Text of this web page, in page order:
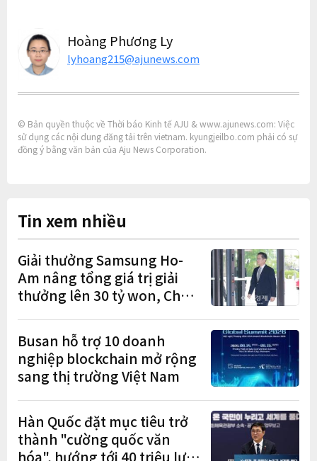
Hoàng Phương Ly
lyhoang215@ajunews.com
© Bản quyền thuộc về Thời báo Kinh tế AJU & www.ajunews.com: Việc
sử dụng các nội dung đăng tải trên vietnam. kyungjeilbo.com phải có sự
đồng ý bằng văn bản của Aju News Corporation.
Tin xem nhiều
Giải thưởng Samsung Ho-
Am nâng tổng giá trị giải
thưởng lên 30 tỷ won, Chủ
lễ trao giải năm thứ 5 liên
tiếp
Busan hỗ trợ 10 doanh
nghiệp blockchain mở rộng
sang thị trường Việt Nam
Hàn Quốc đặt mục tiêu trở
thành "cường quốc văn
hóa", hướng tới 40 triệu lượt